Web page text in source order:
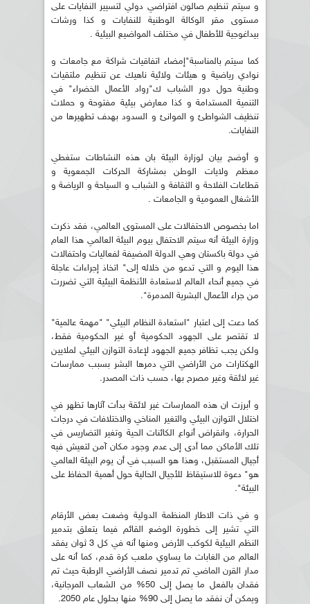
و سيتم تنظيم صالون افتراضي دولي لتسيير النفايات على
مستوى مقر الوكالة الوطنية للنفايات و كذا ورشات
بيداغوجية للأطفال في مختلف المواضيع البيئية .
كما سيتم بالمناسبة"إمضاء اتفاقيات شراكة مع جامعات و
نوادي رياضية و هيئات ولائية ناهيك عن تنظيم ملتقيات
وطنية حول دور الشباب ك"رواد الأعمال الخضراء" في
التنمية المستدامة و كذا معارض بيئية مفتوحة و حملات
تنظيف الشواطئ و الموانئ و السدود بهدف تطهيرها من
النفايات.
و أوضح بيان لوزارة البيئة بان هذه النشاطات ستغطي
معظم ولايات الوطن بمشاركة الحركات الجمعوية و
قطاعات الفلاحة و الثقافة و الشباب و السياحة و الرياضة و
الأشغال العمومية و الجامعات .
اما بخصوص الاحتفالات على المستوى العالمي، فقد ذكرت
وزارة البيئة أنه سيتم الاحتفال بيوم البيئة العالمي هذا العام
في دولة باكستان وهي الدولة المضيفة لفعاليات واحتفالات
هذا اليوم و التي تدعو من خلاله إلى" اتخاذ إجراءات عاجلة
في جميع أنحاء العالم لاستعادة الأنظمة البيئية التي تضررت
من جراء الأعمال البشرية المدمرة".
كما دعت إلى اعتبار "استعادة النظام البيئي" "مهمة عالمية"
لا تقتصر على الجهود الحكومية أو غير الحكومية فقط،
ولكن يجب تظافر جميع الجهود لإعادة التوازن البيئي لملايين
الهكتارات من الأراضي التي دمرها البشر بسبب ممارسات
غير لائقة وغير مصرح بها، حسب ذات المصدر.
و أبرزت ان هذه الممارسات غير لائقة بدأت آثارها تظهر في
اختلال التوازن البيئي والتغير المناخي والاختلافات في درجات
الحرارة، وانقراض أنواع الكائنات الحية وتغير التضاريس في
تلك الأماكن مما أدى إلى عدم وجود مكان آمن لتعيش فيه
أجيال المستقبل، وهذا هو السبب في أن يوم البيئة العالمي
هو" دعوة للاستيقاظ للأجيال الحالية حول أهمية الحفاظ على
البيئة".
و في ذات الاطار المنظمة الدولية وضعت بعض الأرقام
التي تشير إلى خطورة الوضع القائم فيما يتعلق بتدمير
النظم البيئية لكوكب الأرض ومنها أنه في كل 3 ثوان يفقد
العالم من الغابات ما يساوي ملعب كرة قدم، كما أنه على
مدار القرن الماضي تم تدمير نصف الأراضي الرطبة حيث تم
فقدان بالفعل ما يصل إلى 50% من الشعاب المرجانية،
ويمكن أن نفقد ما يصل إلى 90% منها بحلول عام 2050.